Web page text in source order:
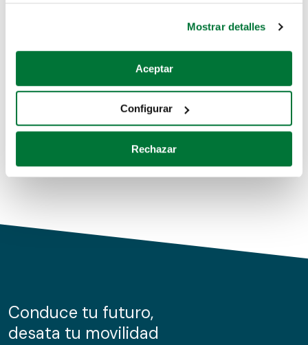
Si lo permite, también quisiéramos:
Recopilar información sobre su ubicación geográfica
Identificar su dispositivo analizándolo activamente
para buscar características específicas (huellas
Obtenga más información sobre cómo se procesan sus
de cookies.
información sobre el uso que haga del sitio web con
nuestros partners de redes sociales, publicidad y análisis
Mostrar detalles
Aceptar
Configurar
Rechazar
Coches de segunda mano
Coches de km0
Conduce tu futuro,
desata tu movilidad